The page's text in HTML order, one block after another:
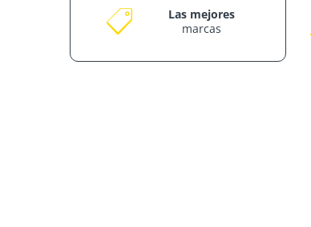
Las mejores
marcas